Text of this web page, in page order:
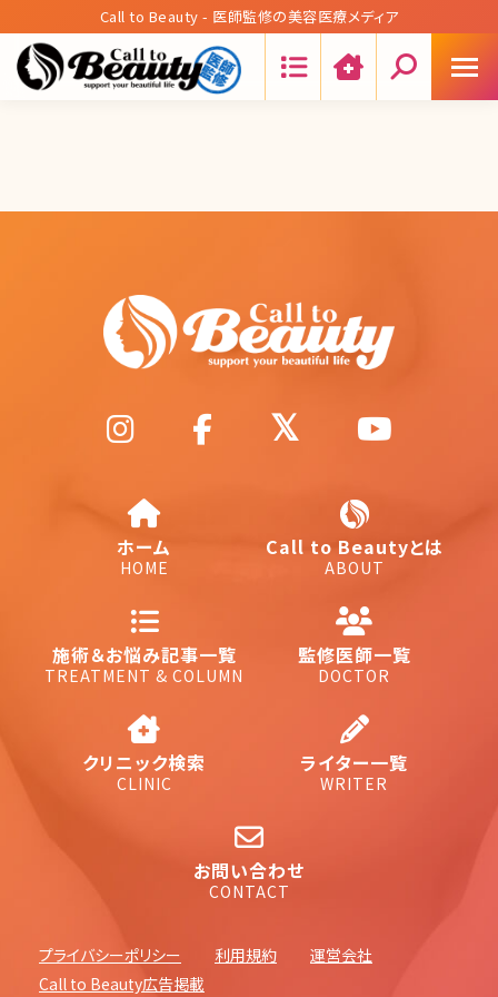
Call to Beauty - 医師監修の美容医療メディア
ホーム
HOME
Call to Beautyとは
ABOUT
施術＆お悩み記事一覧
TREATMENT & COLUMN
監修医師一覧
DOCTOR
クリニック検索
CLINIC
ライター一覧
WRITER
お問い合わせ
CONTACT
プライバシーポリシー 利用規約
運営会社
Call to Beauty広告掲載